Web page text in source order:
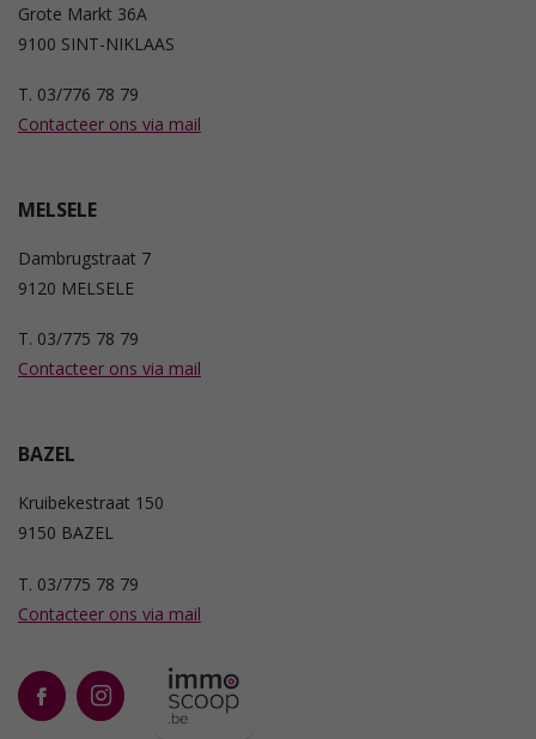
Grote Markt 36A
9100 SINT-NIKLAAS
T. 03/776 78 79
Contacteer ons via mail
MELSELE
Dambrugstraat 7
9120 MELSELE
T. 03/775 78 79
Contacteer ons via mail
BAZEL
Kruibekestraat 150
9150 BAZEL
T. 03/775 78 79
Contacteer ons via mail